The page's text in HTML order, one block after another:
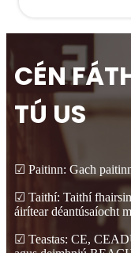
CÉN
TÚ US
☑ Paitinn: Gach
☑ Taithí: Taithí
áirítear déantúsaíocht
☑ Teastas: CE,